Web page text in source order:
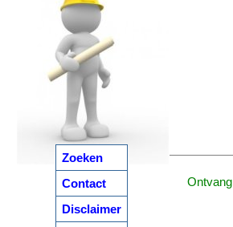
Zoeken
Contact
Disclaimer
Ontvang